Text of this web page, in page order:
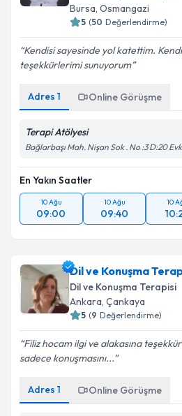
Bursa, Osmangazi
5 (50 Değerlendirme)
Kendisi sayesinde yol katettim.
teşekkürlerimi sunuyorum
Adres 1 Online Görüşme
Terapi Atölyesi
Bağlarbaşı Mah. Nişan Sok . No :3 D:20
En Yakın Saatler
10 Ağu
09:00
10 Ağu
09:40
10
Dil ve Konuşma
Dil ve Konuşma Terapisi
Ankara, Çankaya
5 (9 Değerlendirme)
Filiz hocam ilgi ve alakasına
sadece konuşmasını...
Adres 1 Online Görüşme